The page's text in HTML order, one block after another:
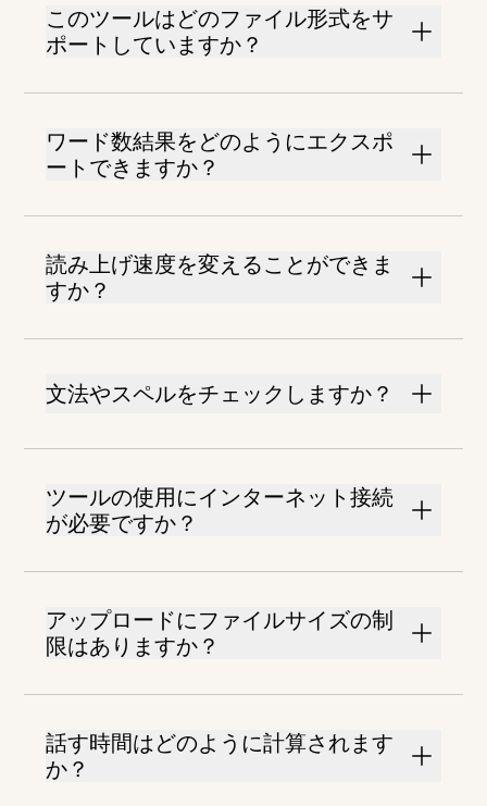
このツールはどのファイル形式をサ
ポートしていますか？
ワード数結果をどのようにエクスポ
ートできますか？
読み上げ速度を変えることができま
すか？
文法やスペルをチェックしますか？
ツールの使用にインターネット接続
が必要ですか？
アップロードにファイルサイズの制
限はありますか？
話す時間はどのように計算されます
か？